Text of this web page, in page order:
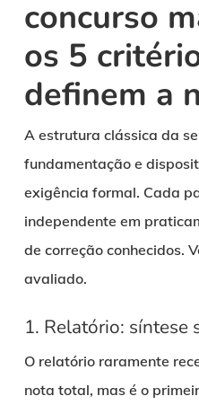
concurso
os 5
definem a
A estrutura clássica da
fundamentação e
exigência formal. Cada
independente em
de correção conhecidos.
avaliado.
1. Relatório: síntese
O relatório raramente
nota total, mas é o